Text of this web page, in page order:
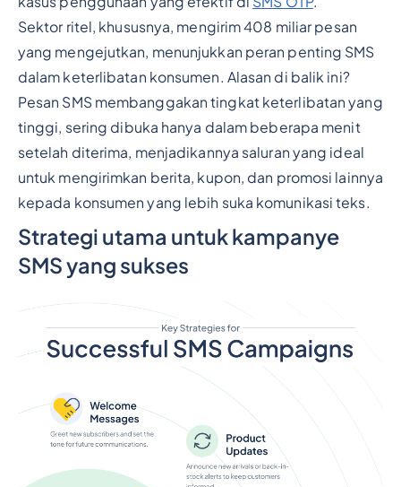
Sektor ritel, khususnya, mengirim 408 miliar pesan
yang mengejutkan, menunjukkan peran penting SMS
dalam keterlibatan konsumen. Alasan di balik ini?
Pesan SMS membanggakan tingkat keterlibatan yang
tinggi, sering dibuka hanya dalam beberapa menit
setelah diterima, menjadikannya saluran yang ideal
untuk mengirimkan berita, kupon, dan promosi lainnya
kepada konsumen yang lebih suka komunikasi teks.
Strategi utama untuk kampanye
SMS yang sukses